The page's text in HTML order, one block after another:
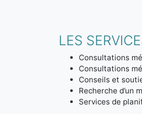
LES
Consultations
Consultations
Conseils et
Recherche d’un
Services de